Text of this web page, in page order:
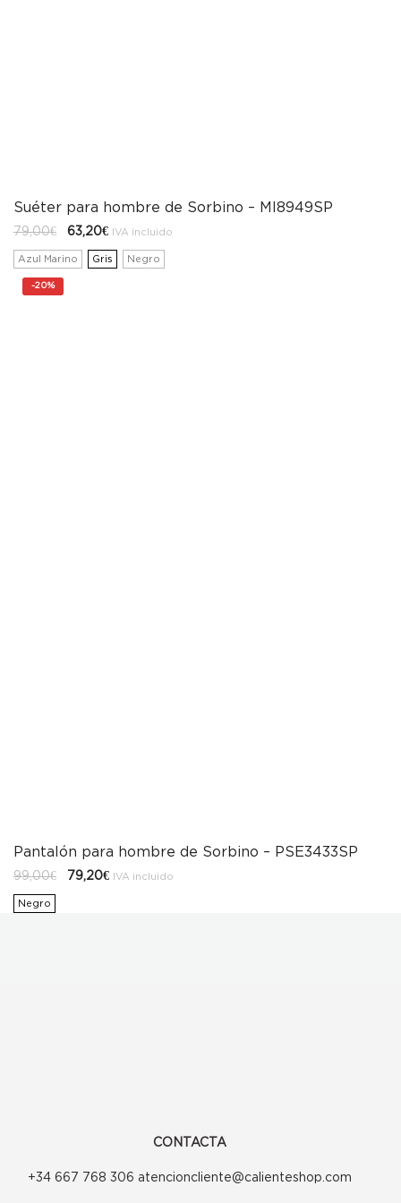
Suéter para hombre de Sorbino – MI8949SP
79,00€
El
precio
original
era:
79,00€.
63,20€El
actual
es:
IVA incluido
Azul Marino Gris Negro
-20%
Pantalón para hombre de Sorbino – PSE3433SP
99,00€
El
precio
79,20€ElIVA incluido
Negro
CONTACTA
+34 667 768 306 atencioncliente@calienteshop.com